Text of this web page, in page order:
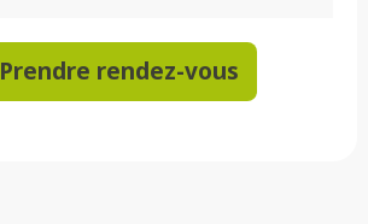
Prendre rendez-vous